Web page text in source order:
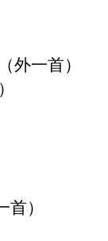
外一首）
首）